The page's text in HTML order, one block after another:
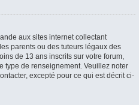
aux sites internet collectant
parents ou des tuteurs légaux des
de 13 ans inscrits sur votre forum,
type de renseignement. Veuillez noter
excepté pour ce qui est décrit ci-